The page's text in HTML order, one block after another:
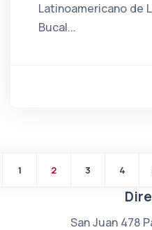
Latinoamericano de
Bucal...
1 2 3 4
San Juan 478